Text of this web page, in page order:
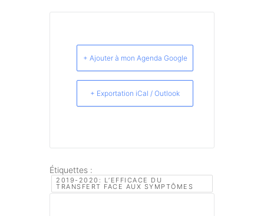
+ Ajouter à mon Agenda Google
+ Exportation iCal / Outlook
Étiquettes :
2019-2020: L’EFFICACE DU
TRANSFERT FACE AUX SYMPTÔMES